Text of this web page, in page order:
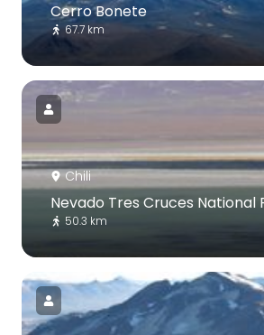
Cerro Bonete
67.7 km
Chili
Nevado Tres Cruces National
50.3 km